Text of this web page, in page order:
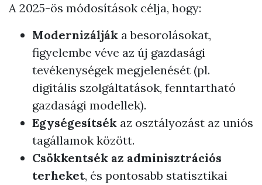
A 2025-ös módosítások célja, hogy:
Modernizálják a besorolásokat,
figyelembe véve az új gazdasági
tevékenységek megjelenését (pl.
digitális szolgáltatások, fenntartható
gazdasági modellek).
Egységesítsék az osztályozást az uniós
tagállamok között.
Csökkentsék az adminisztrációs
terheket, és pontosabb statisztikai